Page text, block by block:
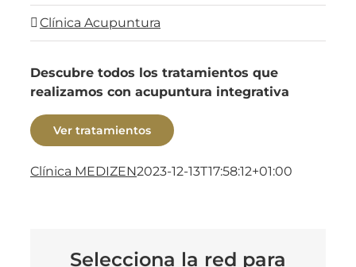
Clínica Acupuntura
Descubre todos los tratamientos que
realizamos con acupuntura integrativa
Ver tratamientos
Clínica MEDIZEN2023-12-13T17:58:12+01:00
Selecciona la red para